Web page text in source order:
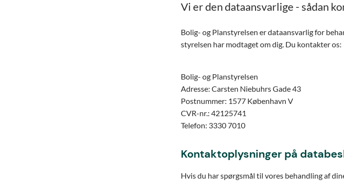
Vi er den dataansvarlige - sådan
Bolig- og Planstyrelsen er dataansvarlig for
styrelsen har modtaget om dig. Du kontakter os:
Bolig- og Planstyrelsen
Adresse: Carsten Niebuhrs Gade 43
Postnummer: 1577 København V
CVR-nr.: 42125741
Telefon: 3330 7010
Kontaktoplysninger på
Hvis du har spørgsmål til vores behandling af